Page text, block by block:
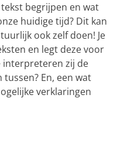
begrijpen en wat
huidige tijd? Dit kan
ook zelf doen! Je
en legt deze voor
interpreteren zij de
En, een wat
verklaringen